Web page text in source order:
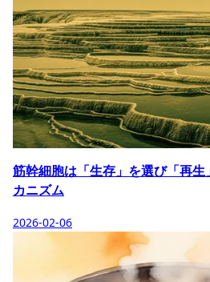
筋幹細胞は「生存」を選び「再
カニズム
2026-02-06